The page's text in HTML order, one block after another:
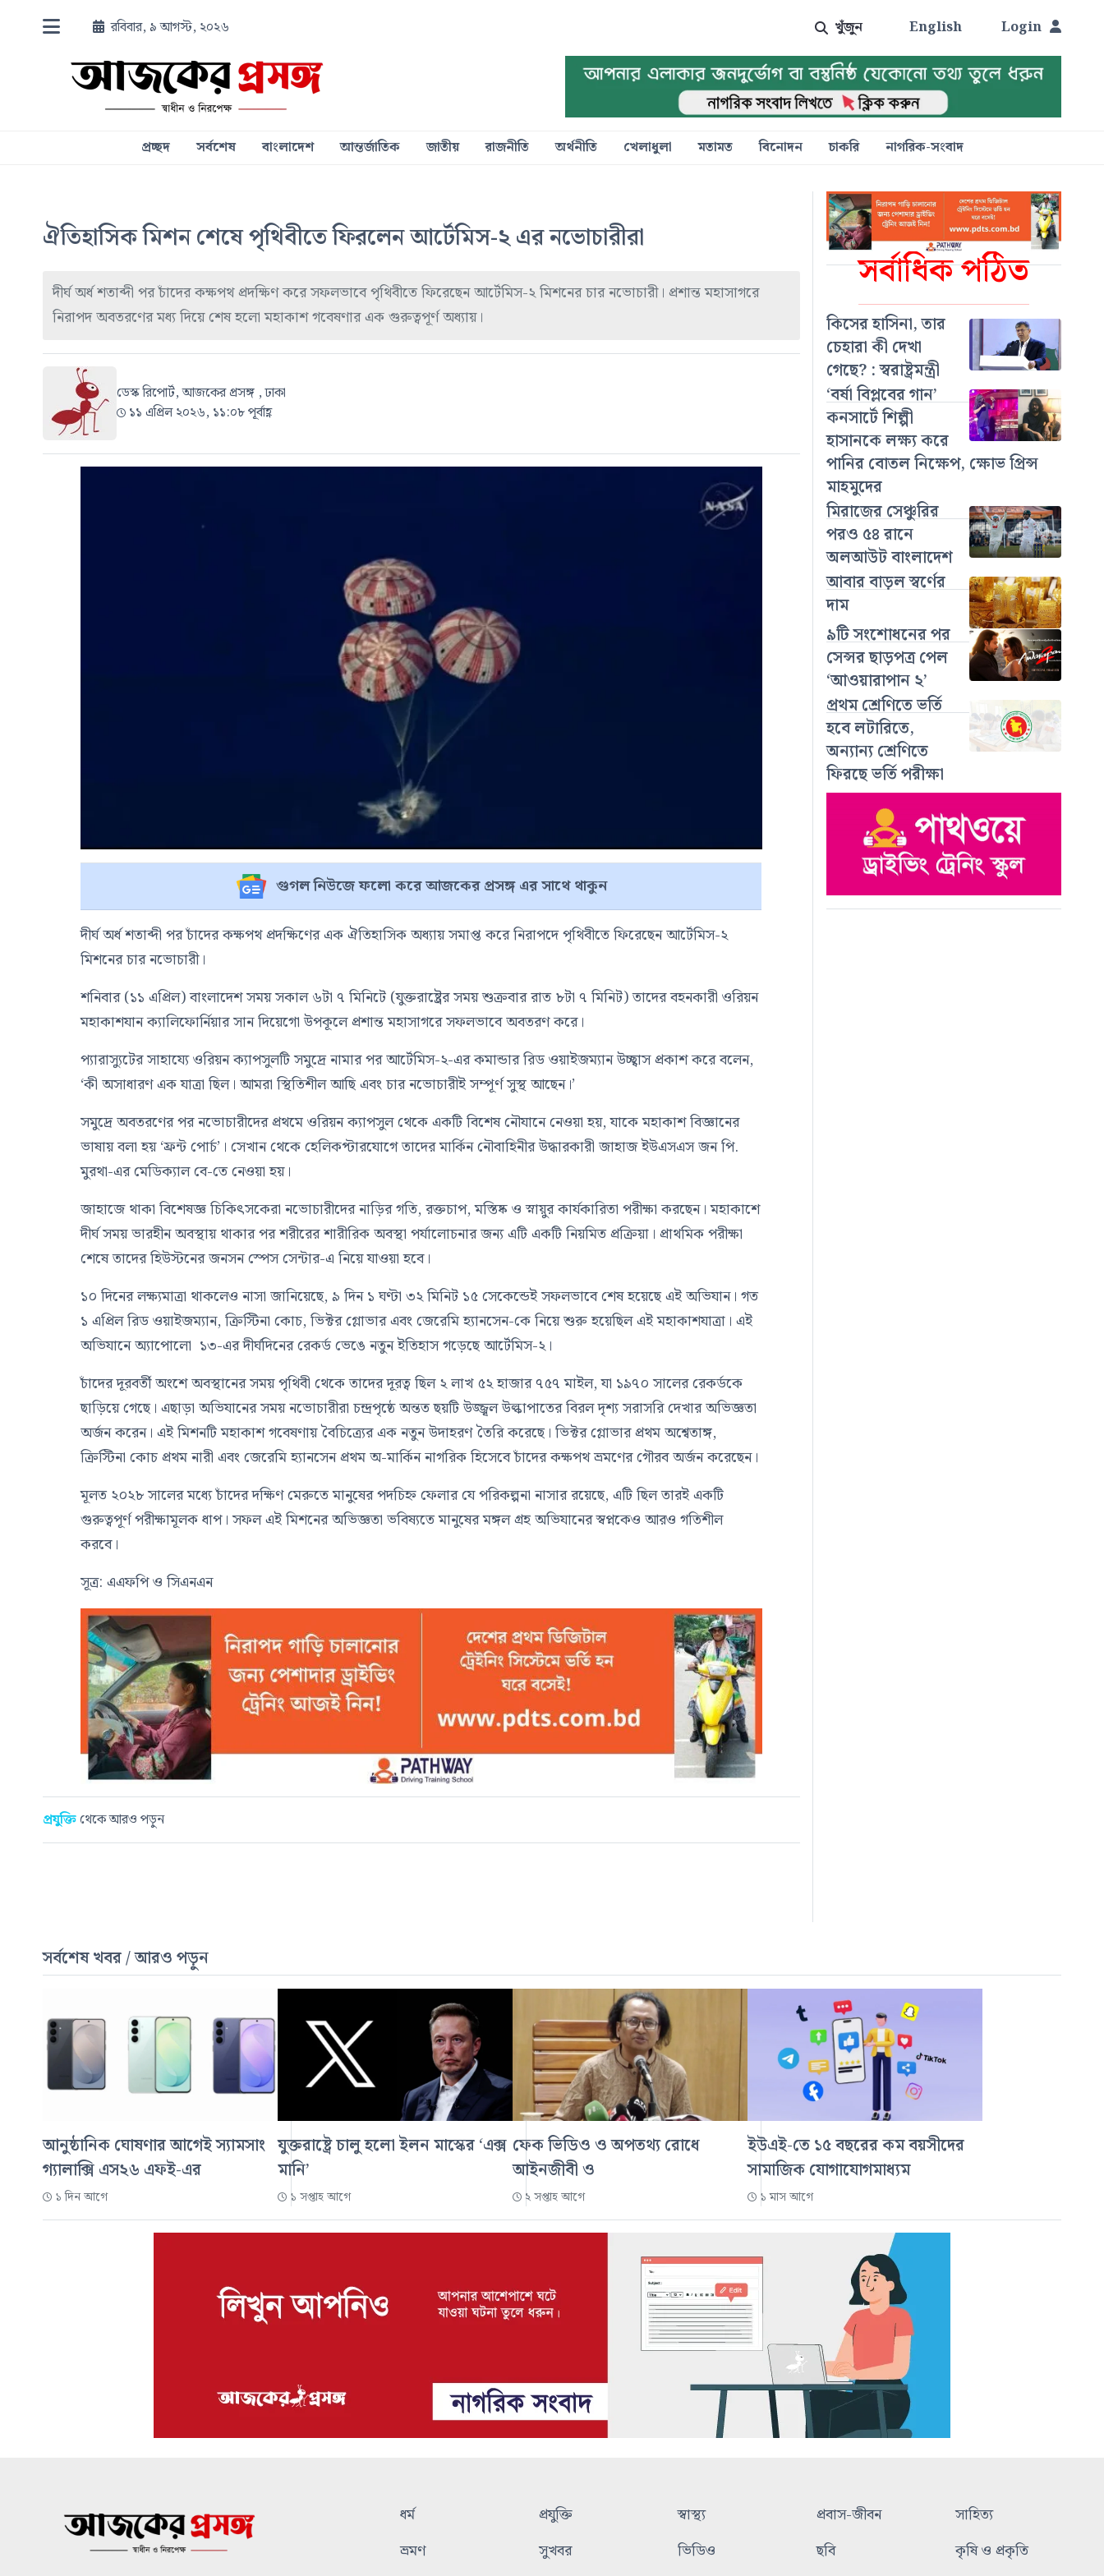
রবিবার, ৯ আগস্ট, ২০২৬ খুঁজুন English Login
প্রচ্ছদ সর্বশেষ বাংলাদেশ আন্তর্জাতিক জাতীয় রাজনীতি অর্থনীতি খেলাধুলা মতামত বিনোদন চাকরি নাগরিক-সংবাদ
সর্বাধিক পঠিত
কিসের হাসিনা, তার
চেহারা কী দেখা
গেছে? : স্বরাষ্ট্রমন্ত্রী
‘বর্ষা বিপ্লবের গান’
কনসার্টে শিল্পী
হাসানকে লক্ষ্য করে
পানির বোতল নিক্ষেপ, ক্ষোভ প্রিন্স
মাহমুদের
মিরাজের সেঞ্চুরির
পরও ৫৪ রানে
অলআউট বাংলাদেশ
আবার বাড়ল স্বর্ণের
দাম
৯টি সংশোধনের পর
সেন্সর ছাড়পত্র পেল
‘আওয়ারাপান ২’
প্রথম শ্রেণিতে ভর্তি
হবে লটারিতে,
অন্যান্য শ্রেণিতে
ফিরছে ভর্তি পরীক্ষা
ঐতিহাসিক মিশন শেষে পৃথিবীতে ফিরলেন আর্টেমিস-২ এর নভোচারীরা
দীর্ঘ অর্ধ শতাব্দী পর চাঁদের কক্ষপথ প্রদক্ষিণ করে সফলভাবে পৃথিবীতে ফিরেছেন আর্টেমিস-২ মিশনের চার নভোচারী। প্রশান্ত মহাসাগরে
নিরাপদ অবতরণের মধ্য দিয়ে শেষ হলো মহাকাশ গবেষণার এক গুরুত্বপূর্ণ অধ্যায়।
ডেস্ক রিপোর্ট, আজকের প্রসঙ্গ , ঢাকা
১১ এপ্রিল ২০২৬, ১১:০৮ পূর্বাহ্ণ
গুগল নিউজে ফলো করে আজকের প্রসঙ্গ এর সাথে থাকুন
দীর্ঘ অর্ধ শতাব্দী পর চাঁদের কক্ষপথ প্রদক্ষিণের এক ঐতিহাসিক অধ্যায় সমাপ্ত করে নিরাপদে পৃথিবীতে ফিরেছেনআর্টেমিস-২
মিশনের চার নভোচারী।
শনিবার (১১ এপ্রিল) বাংলাদেশ সময় সকাল ৬টা ৭ মিনিটে (যুক্তরাষ্ট্রের সময় শুক্রবার রাত ৮টা ৭ মিনিট) তাদের বহনকারীওরিয়ন
মহাকাশযানক্যালিফোর্নিয়ার সান দিয়েগো উপকূলে প্রশান্ত মহাসাগরে সফলভাবে অবতরণ করে।
প্যারাস্যুটের সাহায্যে ওরিয়ন ক্যাপসুলটি সমুদ্রে নামার পর আর্টেমিস-২-এর কমান্ডাররিড ওয়াইজম্যানউচ্ছ্বাস প্রকাশ করে বলেন,
‘কী অসাধারণ এক যাত্রা ছিল। আমরা স্থিতিশীল আছি এবং চার নভোচারীই সম্পূর্ণ সুস্থ আছেন।’
সমুদ্রে অবতরণের পর নভোচারীদের প্রথমে ওরিয়ন ক্যাপসুল থেকে একটি বিশেষ নৌযানে নেওয়া হয়, যাকে মহাকাশ বিজ্ঞানের
ভাষায় বলা হয় ‘ফ্রন্ট পোর্চ’। সেখান থেকে হেলিকপ্টারযোগে তাদের মার্কিন নৌবাহিনীর উদ্ধারকারী জাহাজইউএসএস জন পি.
মুরথা-এর মেডিক্যাল বে-তে নেওয়া হয়।
জাহাজে থাকা বিশেষজ্ঞ চিকিৎসকেরা নভোচারীদের নাড়ির গতি, রক্তচাপ, মস্তিষ্ক ও স্নায়ুর কার্যকারিতা পরীক্ষা করছেন। মহাকাশে
দীর্ঘ সময় ভারহীন অবস্থায় থাকার পর শরীরের শারীরিক অবস্থা পর্যালোচনার জন্য এটি একটি নিয়মিত প্রক্রিয়া। প্রাথমিক পরীক্ষা
শেষে তাদের হিউস্টনেরজনসন স্পেস সেন্টার-এ নিয়ে যাওয়া হবে।
১০ দিনের লক্ষ্যমাত্রা থাকলেওনাসা জানিয়েছে, ৯ দিন ১ ঘণ্টা ৩২ মিনিট ১৫ সেকেন্ডেই সফলভাবে শেষ হয়েছে এই অভিযান। গত
১ এপ্রিলরিড ওয়াইজম্যান, ক্রিস্টিনা কোচ, ভিক্টর গ্লোভার এবং জেরেমি হ্যানসেন-কে নিয়ে শুরু হয়েছিল এই মহাকাশযাত্রা। এই
অভিযানেঅ্যাপোলো ১৩-এর দীর্ঘদিনের রেকর্ড ভেঙে নতুন ইতিহাস গড়েছে আর্টেমিস-২।
চাঁদের দূরবর্তী অংশে অবস্থানের সময় পৃথিবী থেকে তাদের দূরত্ব ছিল ২ লাখ ৫২ হাজার ৭৫৭ মাইল, যা ১৯৭০ সালের রেকর্ডকে
ছাড়িয়ে গেছে। এছাড়া অভিযানের সময় নভোচারীরা চন্দ্রপৃষ্ঠে অন্তত ছয়টি উজ্জ্বল উল্কাপাতের বিরল দৃশ্য সরাসরি দেখার অভিজ্ঞতা
অর্জন করেন। এই মিশনটি মহাকাশ গবেষণায় বৈচিত্র্যের এক নতুন উদাহরণ তৈরি করেছে।ভিক্টর গ্লোভারপ্রথম অশ্বেতাঙ্গ,
ক্রিস্টিনা কোচপ্রথম নারী এবংজেরেমি হ্যানসেনপ্রথম অ-মার্কিন নাগরিক হিসেবে চাঁদের কক্ষপথ ভ্রমণের গৌরব অর্জন করেছেন।
মূলত ২০২৮ সালের মধ্যে চাঁদের দক্ষিণ মেরুতে মানুষের পদচিহ্ন ফেলার যে পরিকল্পনা নাসার রয়েছে, এটি ছিল তারই একটি
গুরুত্বপূর্ণ পরীক্ষামূলক ধাপ। সফল এই মিশনের অভিজ্ঞতা ভবিষ্যতে মানুষের মঙ্গল গ্রহ অভিযানের স্বপ্নকেও আরও গতিশীল
করবে।
সূত্র: এএফপি ও সিএনএন
প্রযুক্তি থেকে আরও পড়ুন
সর্বশেষ খবর / আরও পড়ুন
আনুষ্ঠানিক ঘোষণার আগেই স্যামসাং
গ্যালাক্সি এস২৬ এফই-এর
১ দিন আগে
যুক্তরাষ্ট্রে চালু হলো ইলন মাস্কের ‘এক্স
মানি’
১ সপ্তাহ আগে
ফেক ভিডিও ও অপতথ্য রোধে
আইনজীবী ও
২ সপ্তাহ আগে
ইউএই-তে ১৫ বছরের কম বয়সীদের
সামাজিক যোগাযোগমাধ্যম
১ মাস আগে
ধর্ম প্রযুক্তি স্বাস্থ্য প্রবাস-জীবন
সাহিত্য
ভ্রমণ
সুখবর ভিডিও ছবি কৃষি ও প্রকৃতি